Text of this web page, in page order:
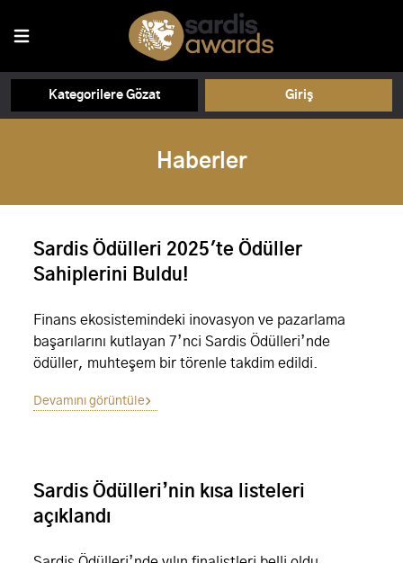
Kategorilere Gözat Giriş
Haberler
Sardis Ödülleri 2025'te Ödüller
Sahiplerini Buldu!
Finans ekosistemindeki inovasyon ve pazarlama
başarılarını kutlayan 7’nci Sardis Ödülleri’nde
ödüller, muhteşem bir törenle takdim edildi.
Devamını görüntüle
Sardis Ödülleri’nin kısa listeleri
açıklandı